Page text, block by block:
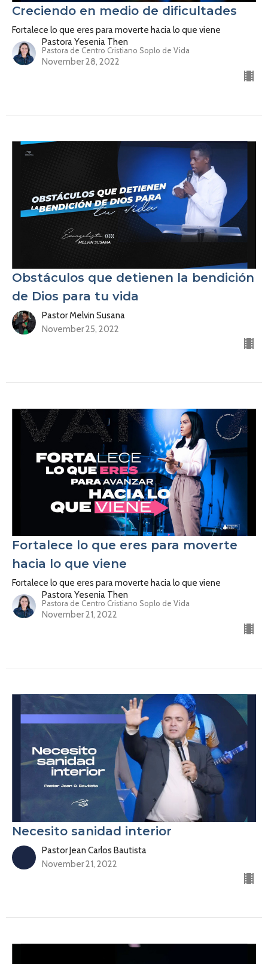
Creciendo en medio de dificultades
Fortalece lo que eres para moverte hacia lo que viene
Pastora Yesenia Then
Pastora de Centro Cristiano Soplo de Vida
November 28, 2022
Obstáculos que detienen la bendición
de Dios para tu vida
Pastor Melvin Susana
November 25, 2022
Fortalece lo que eres para moverte
hacia lo que viene
Fortalece lo que eres para moverte hacia lo que viene
Pastora Yesenia Then
Pastora de Centro Cristiano Soplo de Vida
November 21, 2022
Necesito sanidad interior
Pastor Jean Carlos Bautista
November 21, 2022